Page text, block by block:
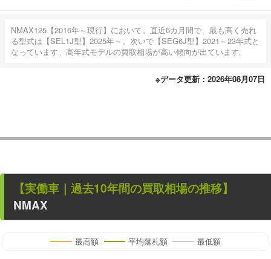
NMAX125【2016年～現行】において。直近6カ月間で、最も高く売れ
る型式は【SEL1J型】2025年～。次いで【SEG6J型】2021～23年式と
なっています。高年式モデルの買取相場が高い傾向が出ています。
※データ更新：2026年08月07日
【実働車 ｜過去10年間の買取相場の推移】
NMAX
最高額 平均落札額 最低額